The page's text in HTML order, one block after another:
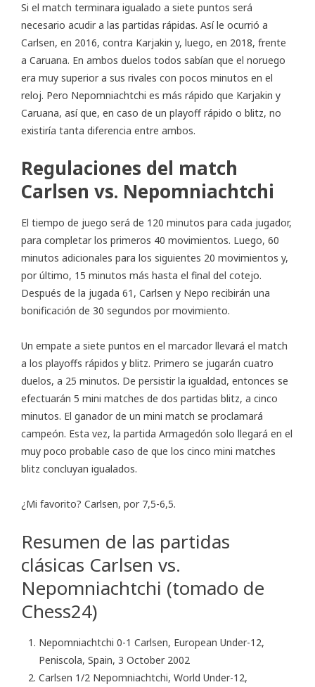
Si el match terminara igualado a siete puntos será
necesario acudir a las partidas rápidas. Así le ocurrió a
Carlsen, en 2016, contra Karjakin y, luego, en 2018, frente
a Caruana. En ambos duelos todos sabían que el noruego
era muy superior a sus rivales con pocos minutos en el
reloj. Pero Nepomniachtchi es más rápido que Karjakin y
Caruana, así que, en caso de un playoff rápido o blitz, no
existiría tanta diferencia entre ambos.
Regulaciones del match
Carlsen vs. Nepomniachtchi
El tiempo de juego será de 120 minutos para cada jugador,
para completar los primeros 40 movimientos. Luego, 60
minutos adicionales para los siguientes 20 movimientos y,
por último, 15 minutos más hasta el final del cotejo.
Después de la jugada 61, Carlsen y Nepo recibirán una
bonificación de 30 segundos por movimiento.
Un empate a siete puntos en el marcador llevará el match
a los playoffs rápidos y blitz. Primero se jugarán cuatro
duelos, a 25 minutos. De persistir la igualdad, entonces se
efectuarán 5 mini matches de dos partidas blitz, a cinco
minutos. El ganador de un mini match se proclamará
campeón. Esta vez, la partida Armagedón solo llegará en el
muy poco probable caso de que los cinco mini matches
blitz concluyan igualados.
¿Mi favorito? Carlsen, por 7,5-6,5.
Resumen de las partidas
clásicas Carlsen vs.
Nepomniachtchi (tomado de
Chess24)
Nepomniachtchi 0-1 Carlsen, European Under-12,
Peniscola, Spain, 3 October 2002
Carlsen 1/2 Nepomniachtchi, World Under-12,